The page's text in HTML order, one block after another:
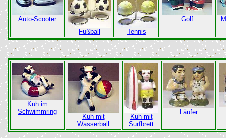
Auto-Scooter
Fußball
Tennis
Golf
Kuh im
Schwimmring
Kuh mit
Wasserball
Kuh mit
Surfbrett
Läufer